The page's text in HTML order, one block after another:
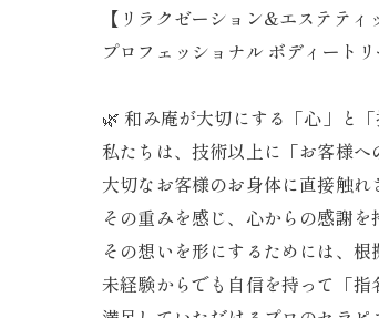
【リラクゼーション&エステティ
プロフェッショナル ボディート
​🌿 和み庵が大切にする「心」と「
私たちは、技術以上に「お客様へ
大切なお客様のお身体に直接触れ
その重みを感じ、心からの感謝を
その想いを形にするためには、
未経験からでも自信を持って「指